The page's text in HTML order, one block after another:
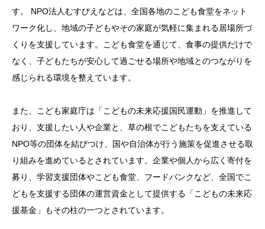
す。 NPO法人むすびえなどは、全国各地のこども食堂をネット
ワーク化し、地域の子どもやその家庭が気軽に集まれる居場所づ
くりを支援しています。こども食堂を通じて、食事の提供だけで
なく、子どもたちが安心して過ごせる場所や地域とのつながりを
感じられる環境を整えています。
また、こども家庭庁は「こどもの未来応援国民運動」を推進して
おり、支援したい人や企業と、草の根でこどもたちを支えている
NPO等の団体を結びつけ、国や自治体が行う施策を促進させる取
り組みを進めているとされています。企業や個人から広く寄付を
募り、学習支援団体やこども食堂、フードバンクなど、全国でこ
どもを支援する団体の運営資金として提供する「こどもの未来応
援基金」もその柱の一つとされています。